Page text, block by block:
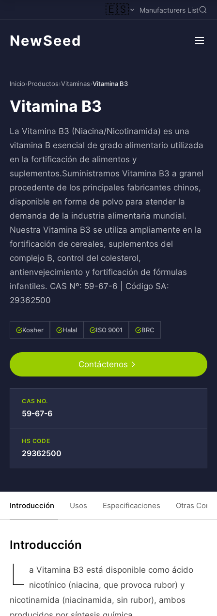
🇪🇸 Manufacturers List
NewSeed
Inicio›Productos›Vitaminas›Vitamina B3
Vitamina B3
La Vitamina B3 (Niacina/Nicotinamida) es una
vitamina B esencial de grado alimentario utilizada
en la fortificación de alimentos y
suplementos.Suministramos Vitamina B3 a granel
procedente de los principales fabricantes chinos,
disponible en forma de polvo para atender la
demanda de la industria alimentaria mundial.
Nuestra Vitamina B3 se utiliza ampliamente en la
fortificación de cereales, suplementos del
complejo B, control del colesterol,
antienvejecimiento y fortificación de fórmulas
infantiles. CAS Nº: 59-67-6 | Código SA:
29362500
Kosher Halal ISO 9001 BRC
Contáctenos
CAS NO.
59-67-6
HS CODE
29362500
Introducción Usos Especificaciones Otras
Introducción
L a Vitamina B3 está disponible como ácido
nicotínico (niacina, que provoca rubor) y
nicotinamida (niacinamida, sin rubor), ambos